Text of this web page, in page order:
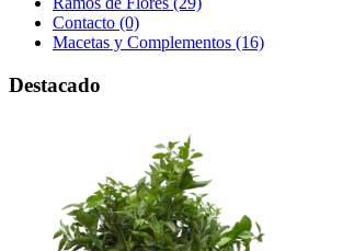
Contacto (0)
Macetas y Complementos (16)
Destacado